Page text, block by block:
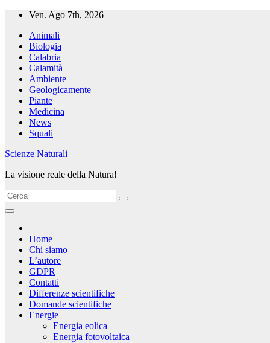
Salta
contenuto
Ven. Ago 7th, 2026
Animali
Biologia
Calabria
Calamità
Ambiente
Geologicamente
Piante
Medicina
News
Squali
Scienze Naturali
La visione reale della Natura!
Home
Chi siamo
L’autore
GDPR
Contatti
Differenze scientifiche
Domande scientifiche
Energie
Energia eolica
Energia fotovoltaica